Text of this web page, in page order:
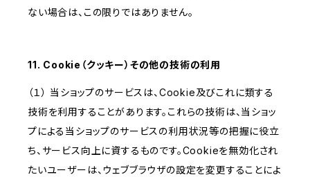
ない場合は、この限りではありません。
11. Cookie（クッキー）その他の技術の利用
（１） 当ショップのサービスは、Cookie及びこれに類する
技術を利用することがあります。これらの技術は、当ショッ
プによる当ショップのサービスの利用状況等の把握に役立
ち、サービス向上に資するものです。Cookieを無効化され
たいユーザーは、ウェブブラウザの設定を変更することによ